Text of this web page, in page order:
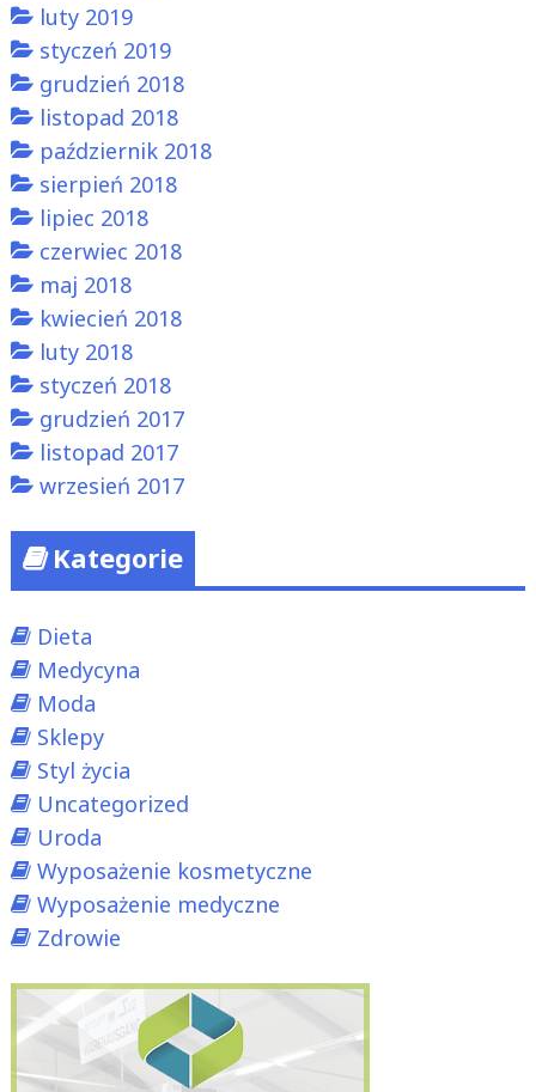
luty 2019
styczeń 2019
grudzień 2018
listopad 2018
październik 2018
sierpień 2018
lipiec 2018
czerwiec 2018
maj 2018
kwiecień 2018
luty 2018
styczeń 2018
grudzień 2017
listopad 2017
wrzesień 2017
Kategorie
Dieta
Medycyna
Moda
Sklepy
Styl życia
Uncategorized
Uroda
Wyposażenie kosmetyczne
Wyposażenie medyczne
Zdrowie